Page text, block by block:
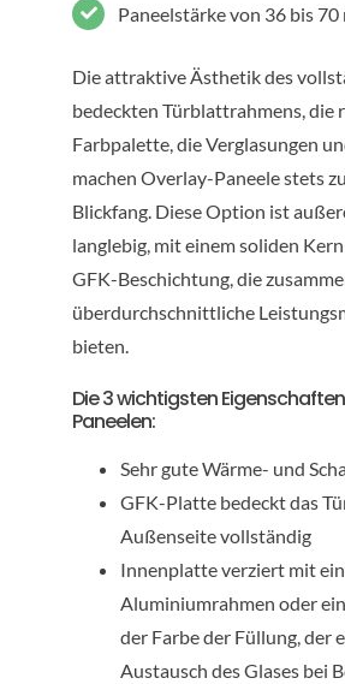
Paneelstärke von 36 bis 70
Die attraktive Ästhetik des
bedeckten Türblattrahmens, die
Farbpalette, die Verglasungen
machen Overlay-Paneele stets
Blickfang. Diese Option ist
langlebig, mit einem soliden
GFK-Beschichtung, die
überdurchschnittliche
bieten.
Die 3 wichtigsten
Paneelen:
Sehr gute Wärme- und
GFK-Platte bedeckt das
Außenseite vollständig
Innenplatte verziert mit
Aluminiumrahmen oder
der Farbe der Füllung, der
Austausch des Glases bei